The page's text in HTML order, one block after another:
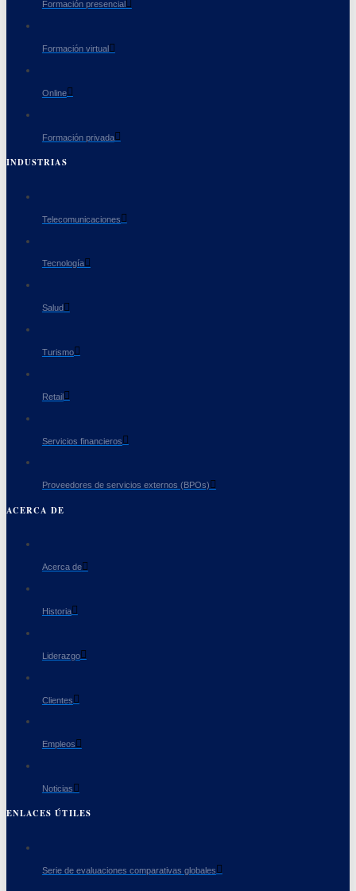
Formación presencial
Formación virtual
Online
Formación privada
INDUSTRIAS
Telecomunicaciones
Tecnología
Salud
Turismo
Retail
Servicios financieros
Proveedores de servicios externos (BPOs)
ACERCA DE
Acerca de
Historia
Liderazgo
Clientes
Empleos
Noticias
ENLACES ÚTILES
Serie de evaluaciones comparativas globales